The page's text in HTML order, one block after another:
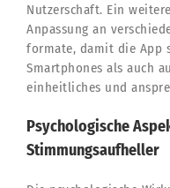
Nutzerschaft. Ein
Anpassung an
formate, damit die App
Smartphones als auch
einheitliches und
Psychologische
Stimmungsaufheller